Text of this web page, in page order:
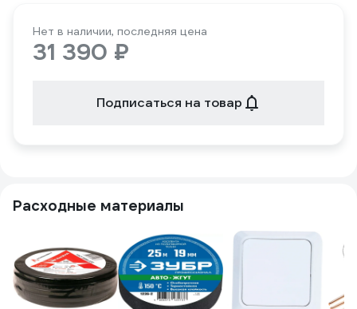
Нет в наличии, последняя цена
31 390 ₽
Подписаться на товар
Расходные материалы